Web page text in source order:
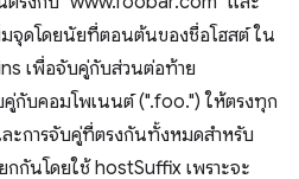
จุดโดยนัยที่ตอนต้นของชื่อโฮสต์ ใน
เพื่อจับคู่กับส่วนต่อท้าย
กับคอมโพเนนต์ (".foo.") ให้ตรงทุก
ะการจับคู่ที่ตรงกันทั้งหมดสำหรับ
กันโดยใช้ hostSuffix เพราะจะ